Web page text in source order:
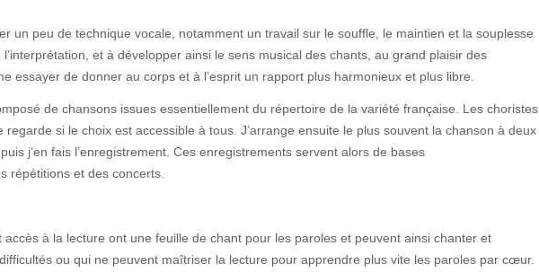
un peu de technique vocale, notamment un travail sur le souffle, le maintien et la souplesse
et à développer ainsi le sens musical des chants, au grand plaisir des
essayer de donner au corps et à l’esprit un rapport plus harmonieux et plus libre.
de chansons issues essentiellement du répertoire de la variété française. Les choristes
regarde si le choix est accessible à tous. J’arrange ensuite le plus souvent la chanson à deux
j’en fais l’enregistrement. Ces enregistrements servent alors de bases
répétitions et des concerts.
accès à la lecture ont une feuille de chant pour les paroles et peuvent ainsi chanter et
ou qui ne peuvent maîtriser la lecture pour apprendre plus vite les paroles par cœur.